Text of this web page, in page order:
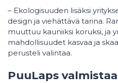
– Ekologisuuden lisäksi
design ja viehättävä tarina.
muuttuu kauniiksi koruksi, ja
mahdollisuudet kasvaa ja
perusteli valintaa.
PuuLaps